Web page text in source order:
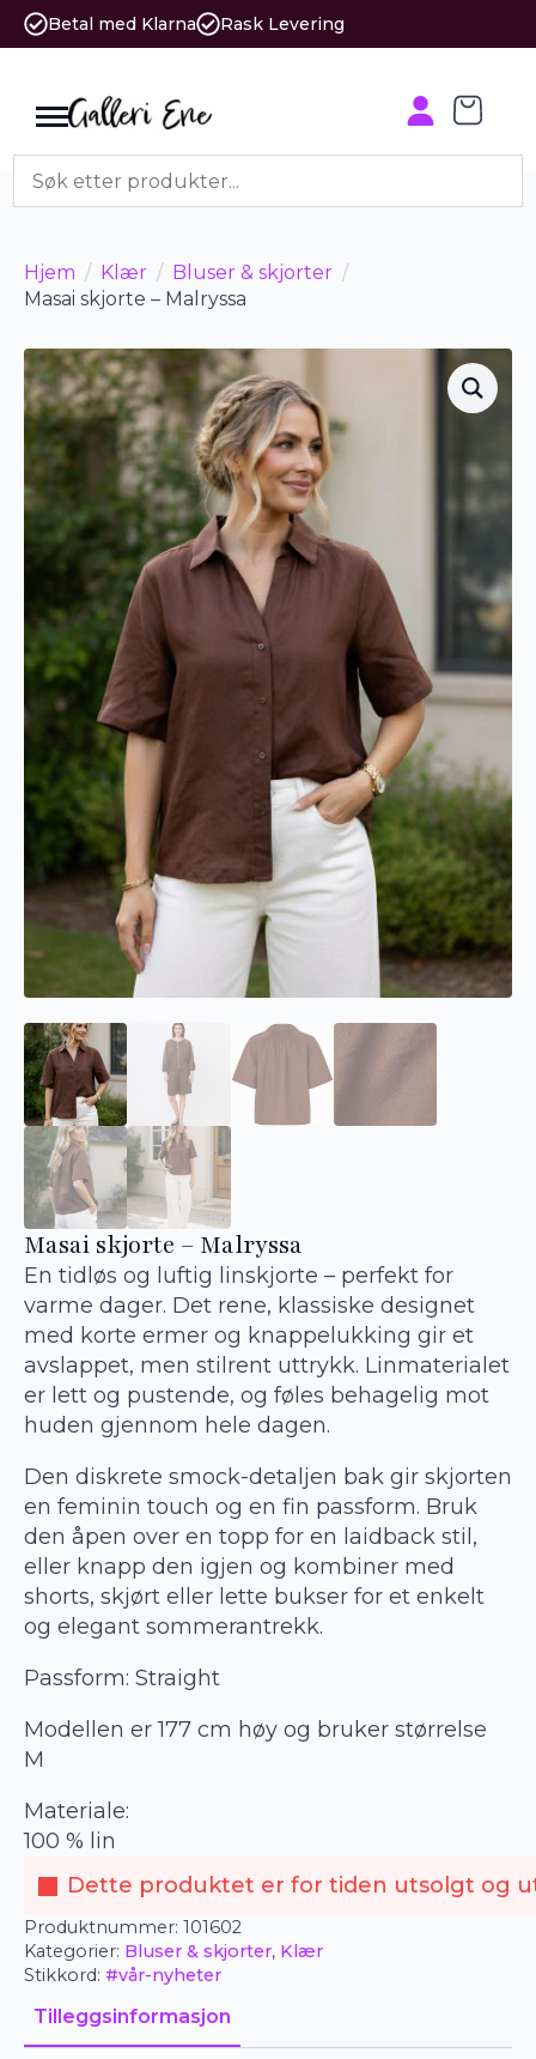
Betal med Klarna Rask Levering
Hjem Klær
Bluser & skjorter
Masai skjorte – Malryssa
Masai skjorte – Malryssa
En tidløs og luftig linskjorte – perfekt for
varme dager. Det rene, klassiske designet
med korte ermer og knappelukking gir et
avslappet, men stilrent uttrykk. Linmaterialet
er lett og pustende, og føles behagelig mot
huden gjennom hele dagen.
Den diskrete smock-detaljen bak gir skjorten
en feminin touch og en fin passform. Bruk
den åpen over en topp for en laidback stil,
eller knapp den igjen og kombiner med
shorts, skjørt eller lette bukser for et enkelt
og elegant sommerantrekk.
Passform: Straight
Modellen er 177 cm høy og bruker størrelse
M
Materiale:
100 % lin
Dette produktet er for tiden utsolgt og
Produktnummer: 101602
Kategorier: Bluser & skjorter, Klær
Stikkord: #vår-nyheter
Tilleggsinformasjon